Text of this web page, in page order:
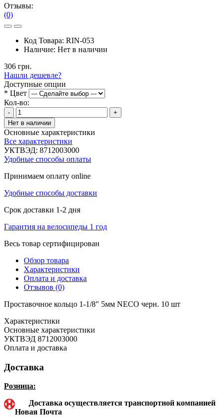
Отзывы:
(0)
Код Товара: RIN-053
Наличие: Нет в наличии
306 грн.
Нашли дешевле?
Доступные опции
* Цвет
Кол-во:
-
+
Нет в наличии
Основные характеристики
Все характеристики
УКТВЭД: 8712003000
Удобные способы оплаты
Принимаем оплату online
Удобные способы доставки
Срок доставки 1-2 дня
Гарантия на велосипеды 1 год
Весь товар сертифицирован
Обзор товара
Характеристики
Оплата и доставка
Отзывов (0)
Проставочное кольцо 1-1/8" 5мм NECO черн. 10 шт
Характеристики
Основные характеристики
УКТВЭД 8712003000
Оплата и доставка
Доставка
Розница:
Доставка осуществляется транспортной компанией
Новая Почта